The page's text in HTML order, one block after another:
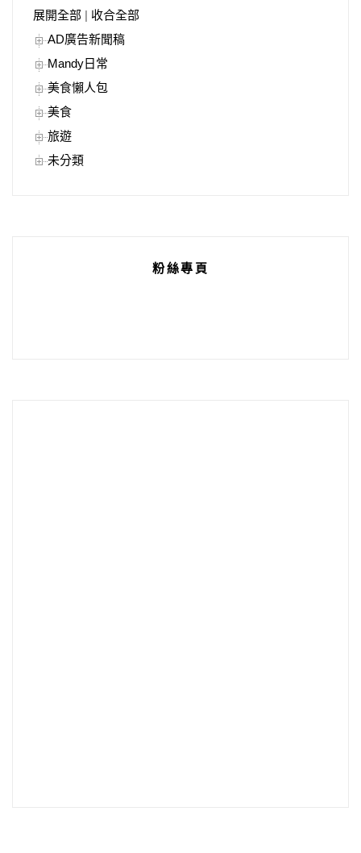
展開全部
收合全部
AD廣告新聞稿
Mandy日常
美食懶人包
美食
旅遊
未分類
粉絲專頁